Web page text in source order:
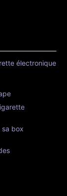
électronique
sa box